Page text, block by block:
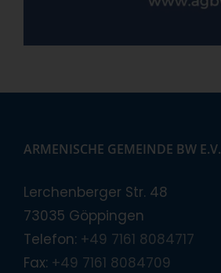
ARMENISCHE GEMEINDE BW E.V.
Lerchenberger Str. 48
73035 Göppingen
Telefon: +49 7161 8084717
Fax: +49 7161 8084709